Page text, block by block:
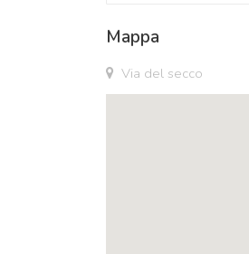
Mappa
Via del secco